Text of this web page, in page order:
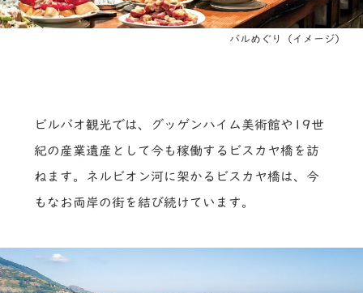
バルめぐり（イメージ）
ビルバオ観光では、グッゲンハイム美術館や19世
紀の産業遺産として今も稼働するビスカヤ橋を訪
ねます。ネルビオン河に架かるビスカヤ橋は、今
もなお両岸の街を結び続けています。